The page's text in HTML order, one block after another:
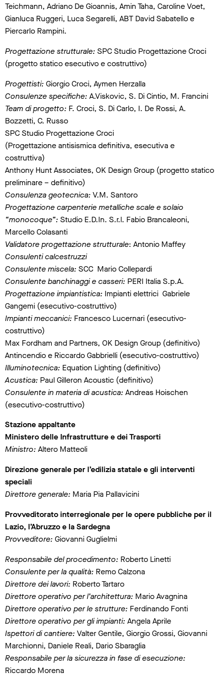
Teichmann, Adriano De Gioannis, Amin Taha, Caroline Voet,
Gianluca Ruggeri, Luca Segarelli, ABT David Sabatello e
Piercarlo Rampini.
Progettazione strutturale: SPC Studio Progettazione Croci
(progetto statico esecutivo e costruttivo)
Progettisti: Giorgio Croci, Aymen Herzalla
Consulenze specifiche: A.Viskovic, S. Di Cintio, M. Francini
Team di progetto: F. Croci, S. Di Carlo, I. De Rossi, A.
Bozzetti, C. Russo
SPC Studio Progettazione Croci
(Progettazione antisismica definitiva, esecutiva e
costruttiva)
Anthony Hunt Associates, OK Design Group (progetto statico
preliminare – definitivo)
Consulenza geotecnica: V.M. Santoro
Progettazione carpenterie metalliche scale e solaio
“monocoque”: Studio E.D.In. S.r.l. Fabio Brancaleoni,
Marcello Colasanti
Validatore progettazione strutturale: Antonio Maffey
Consulenti calcestruzzi
Consulente miscela: SCC Mario Collepardi
Consulente banchinaggi e casseri: PERI Italia S.p.A.
Progettazione impiantistica: Impianti elettrici Gabriele
Gangemi (esecutivo-costruttivo)
Impianti meccanici: Francesco Lucernari (esecutivo-
costruttivo)
Max Fordham and Partners, OK Design Group (definitivo)
Antincendio e Riccardo Gabbrielli (esecutivo-costruttivo)
Illuminotecnica: Equation Lighting (definitivo)
Acustica: Paul Gilleron Acoustic (definitivo)
Consulente in materia di acustica: Andreas Hoischen
(esecutivo-costruttivo)
Stazione appaltante
Ministero delle Infrastrutture e dei Trasporti
Ministro: Altero Matteoli
Direzione generale per l’edilizia statale e gli interventi
speciali
Direttore generale: Maria Pia Pallavicini
Provveditorato interregionale per le opere pubbliche per il
Lazio, l’Abruzzo e la Sardegna
Provveditore: Giovanni Guglielmi
Responsabile del procedimento: Roberto Linetti
Consulente per la qualità: Remo Calzona
Direttore dei lavori: Roberto Tartaro
Direttore operativo per l’architettura: Mario Avagnina
Direttore operativo per le strutture: Ferdinando Fonti
Direttore operativo per gli impianti: Angela Aprile
Ispettori di cantiere: Valter Gentile, Giorgio Grossi, Giovanni
Marchionni, Daniele Reali, Dario Sbaraglia
Responsabile per la sicurezza in fase di esecuzione:
Riccardo Morena